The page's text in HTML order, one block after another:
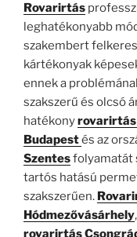
Rovarirtás
leghatékonyabb
szakembert
kártékonyak
ennek a
szakszerű és olcsó
hatékonyrovarirtás
Budapestés az
Szentesfolyamatát
tartós hatású
szakszerűen.
Hódmezővásárhely,